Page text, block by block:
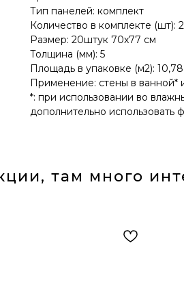
Тип панелей: комплект
Количество в комплекте (шт):
Размер: 20штук 70x77 см
Толщина (мм): 5
Площадь в упаковке (м2): 10,78
Применение: стены в ванной*
*: при использовании во
дополнительно
там много